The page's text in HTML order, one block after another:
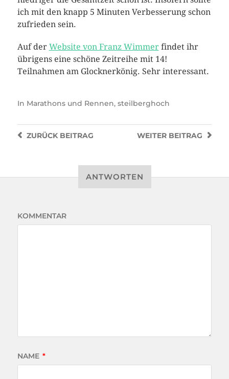
ich mit den knapp 5 Minuten Verbesserung schon
zufrieden sein.
Auf der Website von Franz Wimmerfindet ihr
übrigens eine schöne Zeitreihe mit 14!
Teilnahmen am Glocknerkönig. Sehr interessant.
In Marathons und Rennen, steilberghoch
WEITER BEITRAG
ZURÜCKBEITRAG
ANTWORTEN
KOMMENTAR
NAME *